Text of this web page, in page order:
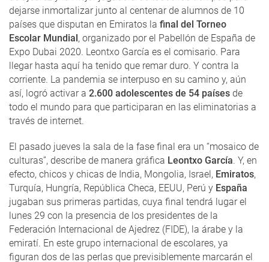
dejarse inmortalizar junto al centenar de alumnos de 10
países que disputan en Emiratos la final del Torneo
Escolar Mundial, organizado por el Pabellón de España de
Expo Dubai 2020. Leontxo García es el comisario. Para
llegar hasta aquí ha tenido que remar duro. Y contra la
corriente. La pandemia se interpuso en su camino y, aún
así, logró activar a 2.600 adolescentes de 54 países de
todo el mundo para que participaran en las eliminatorias a
través de internet.
El pasado jueves la sala de la fase final era un “mosaico de
culturas”, describe de manera gráfica Leontxo García. Y, en
efecto, chicos y chicas de India, Mongolia, Israel, Emiratos,
Turquía, Hungría, República Checa, EEUU, Perú y España
jugaban sus primeras partidas, cuya final tendrá lugar el
lunes 29 con la presencia de los presidentes de la
Federación Internacional de Ajedrez (FIDE), la árabe y la
emiratí. En este grupo internacional de escolares, ya
figuran dos de las perlas que previsiblemente marcarán el